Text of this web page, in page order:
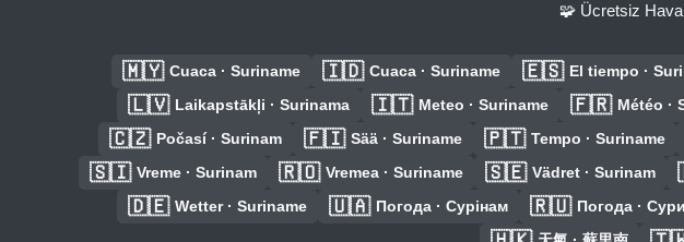
🧩 Ücretsiz
🇲🇾 Cuaca · Suriname 🇮🇩 Cuaca · Suriname 🇪🇸 El tiempo ·
🇱🇻 Laikapstākļi · Surinama 🇮🇹 Meteo · Suriname 🇫🇷 Météo ·
🇨🇿 Počasí · Surinam 🇫🇮 Sää · Suriname 🇵🇹 Tempo · Suriname
🇸🇮 Vreme · Surinam 🇷🇴 Vremea · Suriname 🇸🇪 Vädret · Surinam
🇩🇪 Wetter · Suriname 🇺🇦 Погода · Сурінам 🇷🇺 Погода ·